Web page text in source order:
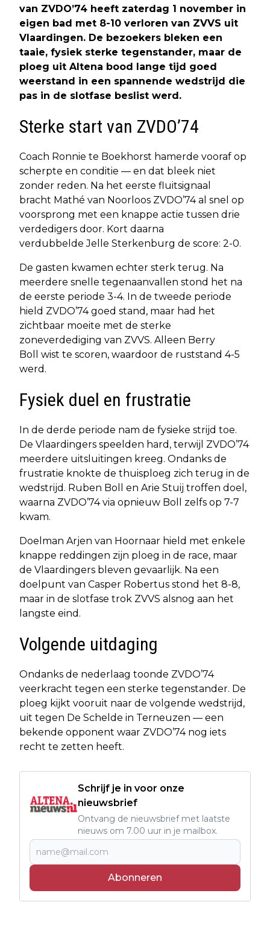
van ZVDO’74 heeft zaterdag 1 november in
eigen bad met 8-10 verloren van ZVVS uit
Vlaardingen. De bezoekers bleken een
taaie, fysiek sterke tegenstander, maar de
ploeg uit Altena bood lange tijd goed
weerstand in een spannende wedstrijd die
pas in de slotfase beslist werd.
Sterke start van ZVDO’74
Coach Ronnie te Boekhorst hamerde vooraf op
scherpte en conditie — en dat bleek niet
zonder reden. Na het eerste fluitsignaal
bracht Mathé van Noorloos ZVDO’74 al snel op
voorsprong met een knappe actie tussen drie
verdedigers door. Kort daarna
verdubbelde Jelle Sterkenburg de score: 2-0.
De gasten kwamen echter sterk terug. Na
meerdere snelle tegenaanvallen stond het na
de eerste periode 3-4. In de tweede periode
hield ZVDO’74 goed stand, maar had het
zichtbaar moeite met de sterke
zoneverdediging van ZVVS. Alleen Berry
Boll wist te scoren, waardoor de ruststand 4-5
werd.
Fysiek duel en frustratie
In de derde periode nam de fysieke strijd toe.
De Vlaardingers speelden hard, terwijl ZVDO’74
meerdere uitsluitingen kreeg. Ondanks de
frustratie knokte de thuisploeg zich terug in de
wedstrijd. Ruben Boll en Arie Stuij troffen doel,
waarna ZVDO’74 via opnieuw Boll zelfs op 7-7
kwam.
Doelman Arjen van Hoornaar hield met enkele
knappe reddingen zijn ploeg in de race, maar
de Vlaardingers bleven gevaarlijk. Na een
doelpunt van Casper Robertus stond het 8-8,
maar in de slotfase trok ZVVS alsnog aan het
langste eind.
Volgende uitdaging
Ondanks de nederlaag toonde ZVDO’74
veerkracht tegen een sterke tegenstander. De
ploeg kijkt vooruit naar de volgende wedstrijd,
uit tegen De Schelde in Terneuzen — een
bekende opponent waar ZVDO’74 nog iets
recht te zetten heeft.
Schrijf je in voor onze
nieuwsbrief
Ontvang de nieuwsbrief met laatste
nieuws om 7.00 uur in je mailbox.
Abonneren